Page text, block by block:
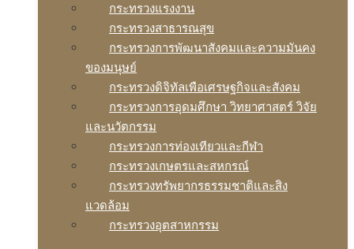
กระทรวงแรงงาน
กระทรวงสาธารณสุข
กระทรวงการพัฒนาสังคมและความมันคง
ของมนุษย์
กระทรวงดิจิทัลเพือเศรษฐกิจและสังคม
กระทรวงการอุดมศึกษา วิทยาศาสตร์ วิจัย
และนวัตกรรม
กระทรวงการท่องเทียวและกีฬา
กระทรวงเกษตรและสหกรณ์
กระทรวงทรัพยากรธรรมชาติและสิง
แวดล้อม
กระทรวงอุตสาหกรรม